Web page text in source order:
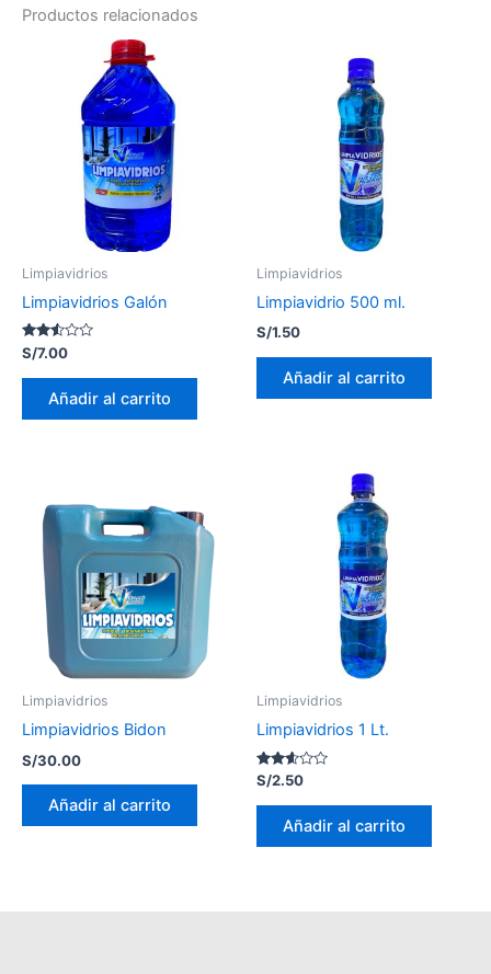
Productos relacionados
Limpiavidrios
Limpiavidrios Galón
Valorado
con
2.48
S/7.00
Añadir al carrito
Limpiavidrios
Limpiavidrio 500 ml.
S/1.50
Añadir al carrito
Limpiavidrios
Limpiavidrios Bidon
S/30.00
Añadir al carrito
Limpiavidrios
Limpiavidrios 1 Lt.
Valorado
con
2.49
S/2.50
Añadir al carrito